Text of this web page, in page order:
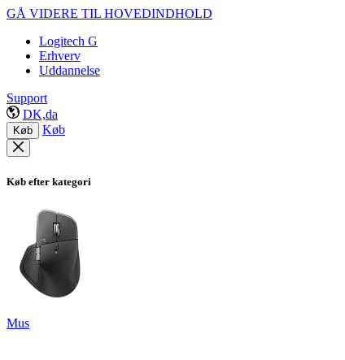
GÅ VIDERE TIL HOVEDINDHOLD
Logitech G
Erhverv
Uddannelse
Support
DK,da
Køb Køb
Køb efter kategori
Mus